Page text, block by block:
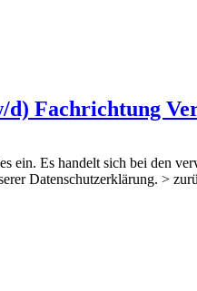
d) Fachrichtung
ein. Es handelt sich bei den
Datenschutzerklärung. >